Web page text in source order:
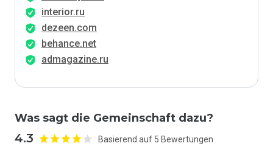
interior.ru
dezeen.com
behance.net
admagazine.ru
Was sagt die Gemeinschaft dazu?
4.3 Basierend auf 5 Bewertungen